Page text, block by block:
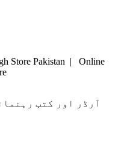
Store Pakistan | Online
آرڈر اور کتب رہنمائی